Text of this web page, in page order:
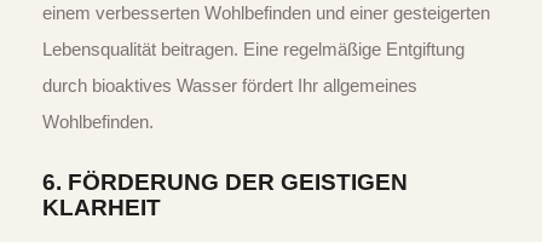
einem verbesserten Wohlbefinden und einer gesteigerten
Lebensqualität beitragen. Eine regelmäßige Entgiftung
durch bioaktives Wasser fördert Ihr allgemeines
Wohlbefinden.
6. FÖRDERUNG DER GEISTIGEN
KLARHEIT